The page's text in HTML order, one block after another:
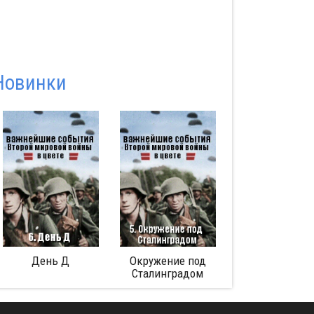
День Д
Окружение под
Сталинградом